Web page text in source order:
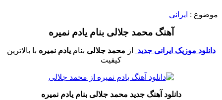
موضوع : ایرانی
آهنگ محمد جلالی بنام یادم نمیره
دانلود موزیک ایرانی جدید از محمد جلالی بنامیادم نمیره با بالاترین
کیفیت
دانلود آهنگ جدید محمد جلالی بنام یادم نمیره